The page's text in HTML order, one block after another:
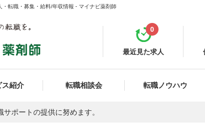
転職・募集・給料/年収情報 - マイナビ薬剤師
最近見た求人
0
ス紹介 転職相談会 転職ノウハウ
ポートの提供に努めます。